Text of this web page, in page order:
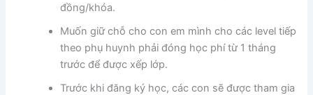
đồng/khóa.
Muốn giữ chỗ cho con em mình cho các level tiếp
theo phụ huynh phải đóng học phí từ 1 tháng
trước để được xếp lớp.
Trước khi đăng ký học, các con sẽ được tham gia